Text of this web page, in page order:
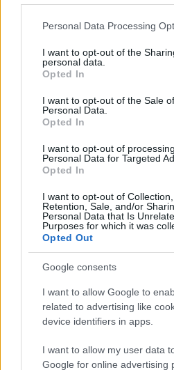
Please note that this website/app
not limited to your visit or usage
grant or deny consent to Google
use your data for below specified
consent section.
Personal Data Processing
I want to opt-out of the
personal data.
Opted In
I want to opt-out of the Sale
Personal Data.
Opted In
I want to opt-out of
Personal Data for Targeted
Opted In
I want to opt-out of Collection,
Retention, Sale, and/or
Personal Data that Is
Purposes for which it was
Opted Out
Google consents
I want to allow Google to
related to advertising like
device identifiers in apps.
I want to allow my user data
Google for online advertising
concomitanza con l’uscita
sneaker di stagione a
listino due settimane prima;
fine stagione quando il
media storica e si cumulano
offerte compaiono in lotti
impostare alert per il
codici pagamento abbinati al
categoria.
Per massimizzare il risultato,
curata: titoli standardizzati
note con il
target price
e
check. Nei periodi caldi,
all’acquisto” con budget già
acquisto impulsivo quando
passaggio è decidere il